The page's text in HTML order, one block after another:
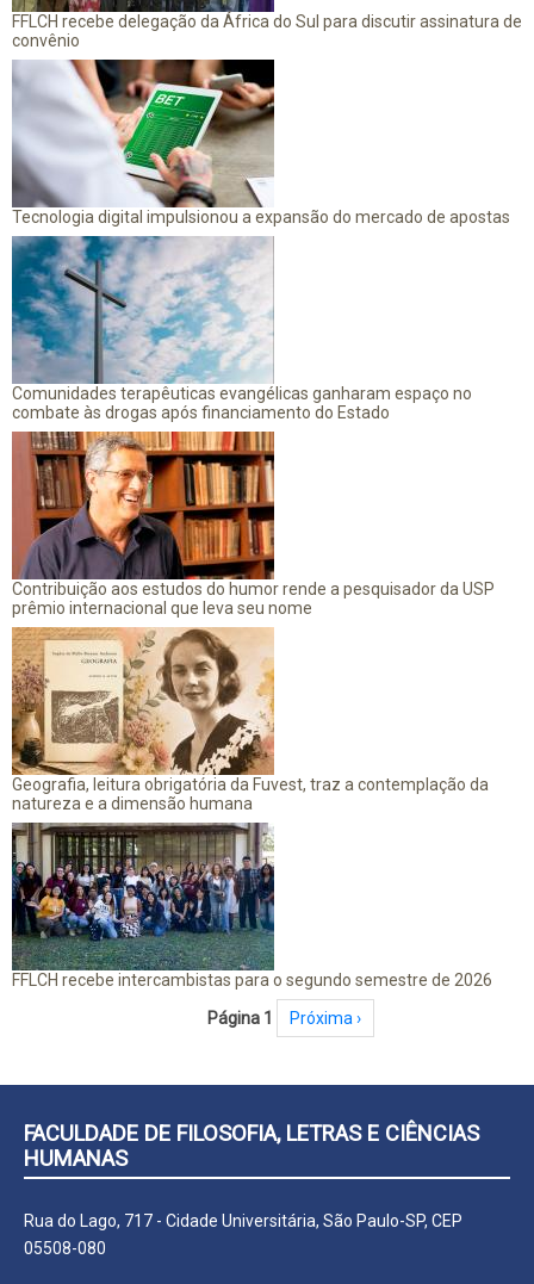
FFLCH recebe delegação da África do Sul para discutir assinatura de
convênio
Tecnologia digital impulsionou a expansão do mercado de apostas
Comunidades terapêuticas evangélicas ganharam espaço no
combate às drogas após financiamento do Estado
Contribuição aos estudos do humor rende a pesquisador da USP
prêmio internacional que leva seu nome
Geografia, leitura obrigatória da Fuvest, traz a contemplação da
natureza e a dimensão humana
FFLCH recebe intercambistas para o segundo semestre de 2026
Página 1 Próxima página
Próxima ›
FACULDADE DE FILOSOFIA, LETRAS E CIÊNCIAS
HUMANAS
Rua do Lago, 717 - Cidade Universitária, São Paulo-SP, CEP
05508-080